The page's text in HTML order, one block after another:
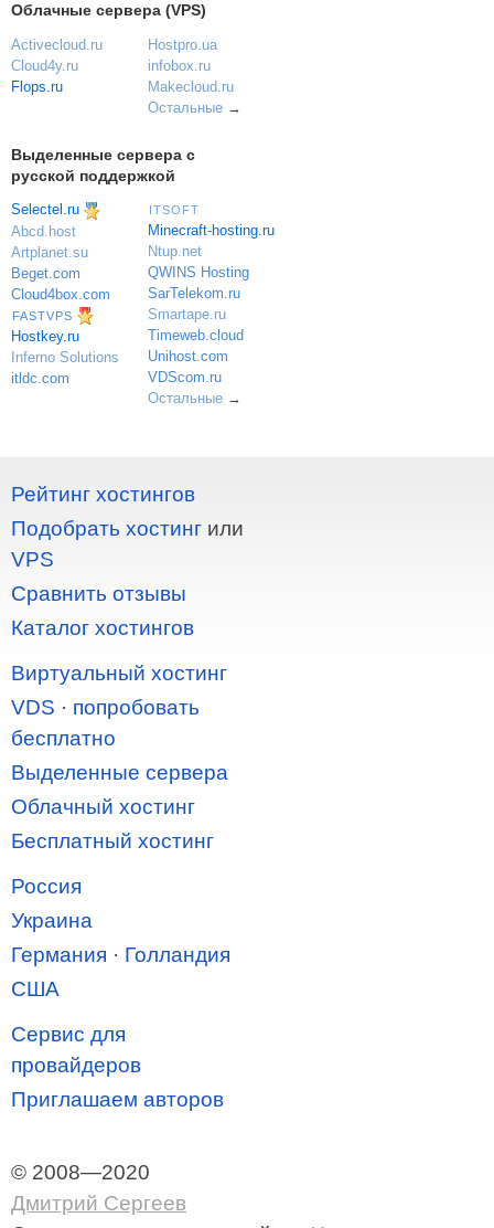
Облачные сервера (VPS)
Activecloud.ru
Cloud4y.ru
Flops.ru
Hostpro.ua
infobox.ru
Makecloud.ru
Остальные→
Выделенные сервера с
русской поддержкой
Selectel.ru
Abcd.host
Artplanet.su
Beget.com
Cloud4box.com
FASTVPS
Hostkey.ru
Inferno Solutions
itldc.com
ITSOFT
Minecraft-hosting.ru
Ntup.net
QWINS Hosting
SarTelekom.ru
Smartape.ru
Timeweb.cloud
Unihost.com
VDScom.ru
Остальные→
Рейтинг хостингов
Подобрать хостинг или
VPS
Сравнить отзывы
Каталог хостингов
Виртуальный хостинг
VDS · попробовать
бесплатно
Выделенные сервера
Облачный хостинг
Бесплатный хостинг
Россия
Украина
Германия · Голландия
США
Сервис для
провайдеров
Приглашаем авторов
© 2008—2020
Дмитрий Сергеев